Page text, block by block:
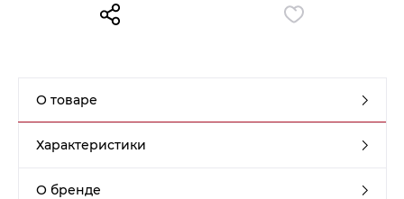
О товаре
Характеристики
О бренде